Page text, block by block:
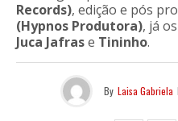
Records), edição e pós
(Hypnos Produtora), já
Juca Jafrase Tininho.
By Laisa Gabriela